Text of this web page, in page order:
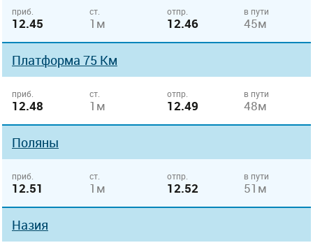
приб.
12.45
ст.
1м
отпр.
12.46
в пути
45м
Платформа 75 Км
приб.
12.48
ст.
1м
отпр.
12.49
в пути
48м
Поляны
приб.
12.51
ст.
1м
отпр.
12.52
в пути
51м
Назия